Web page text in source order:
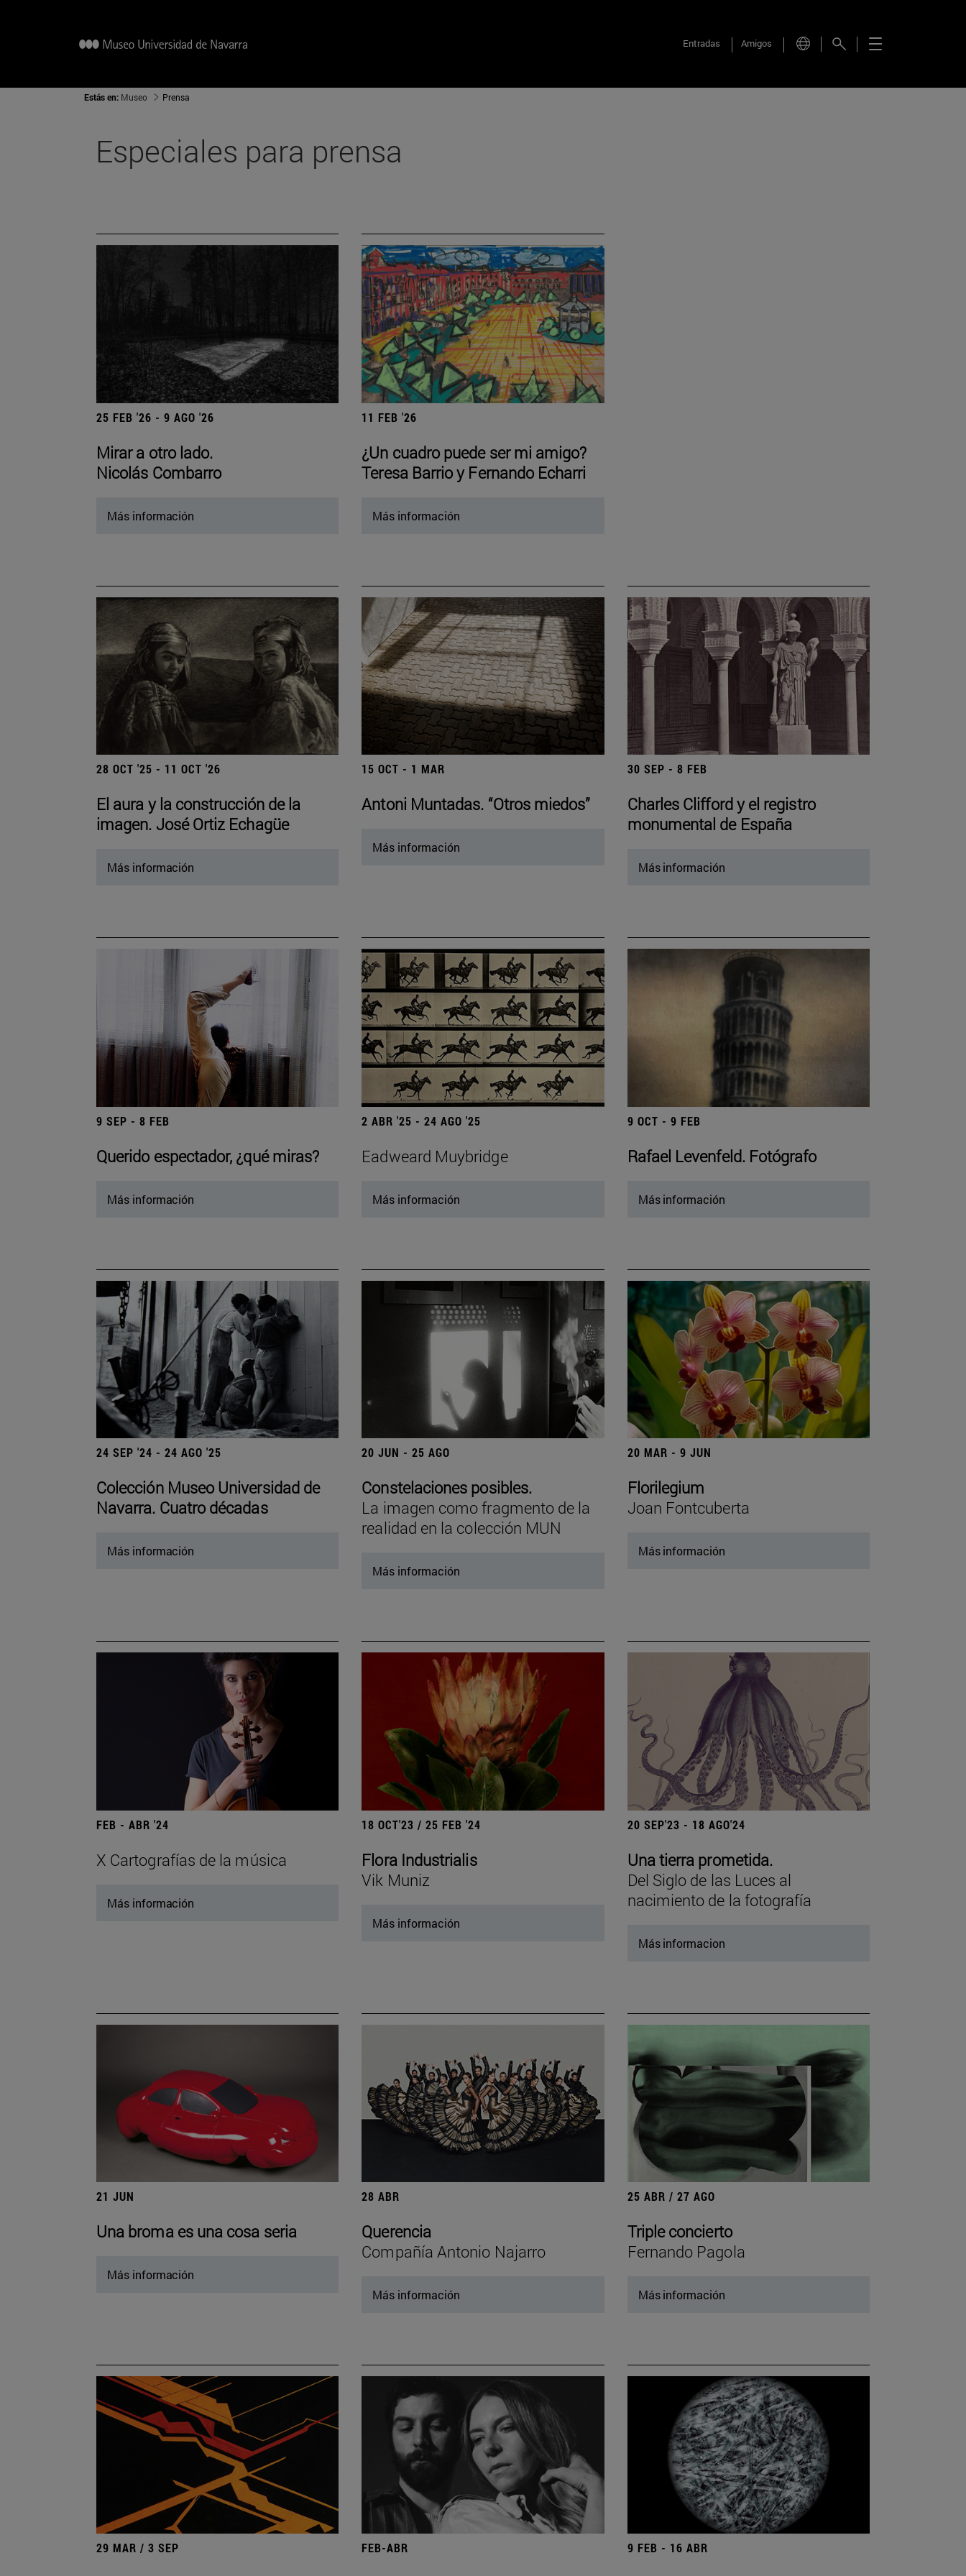
Entradas Amigos
Estás en: Museo Prensa
Especiales para prensa
25 FEB '26 - 9 AGO '26
Mirar a otro lado.
Nicolás Combarro
Más información
11 FEB '26
¿Un cuadro puede ser mi amigo?
Teresa Barrio y Fernando Echarri
Más información
28 OCT '25 - 11 OCT '26
El aura y la construcción de la
imagen. José Ortiz Echagüe
Más información
15 OCT - 1 MAR
Antoni Muntadas. “Otros miedos”
Más información
30 SEP - 8 FEB
Charles Clifford y el registro
monumental de España
Más información
9 SEP - 8 FEB
Querido espectador, ¿qué miras?
Más información
2 ABR '25 - 24 AGO '25
Eadweard Muybridge
Más información
9 OCT - 9 FEB
Rafael Levenfeld. Fotógrafo
Más información
24 SEP '24 - 24 AGO '25
Colección Museo Universidad de
Navarra. Cuatro décadas
Más información
20 JUN - 25 AGO
Constelaciones posibles.
La imagen como fragmento de la
realidad en la colección MUN
Más información
20 MAR - 9 JUN
Florilegium
Joan Fontcuberta
Más información
FEB - ABR '24
X Cartografías de la música
Más información
18 OCT'23 / 25 FEB '24
Flora Industrialis
Vik Muniz
Más información
20 SEP'23 - 18 AGO'24
Una tierra prometida.
Del Siglo de las Luces al
nacimiento de la fotografía
Más informacion
21 JUN
Una broma es una cosa seria
Más información
28 ABR
Querencia
Compañía Antonio Najarro
Más información
25 ABR / 27 AGO
Triple concierto
Fernando Pagola
Más información
29 MAR / 3 SEP FEB-ABR 9 FEB - 16 ABR